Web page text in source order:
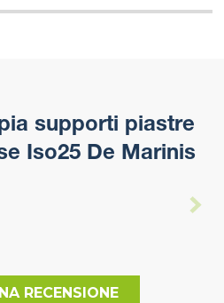
supporti piastre
Iso25 De Marinis
RECENSIONE